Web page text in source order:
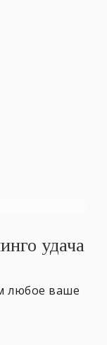
удача
любое ваше